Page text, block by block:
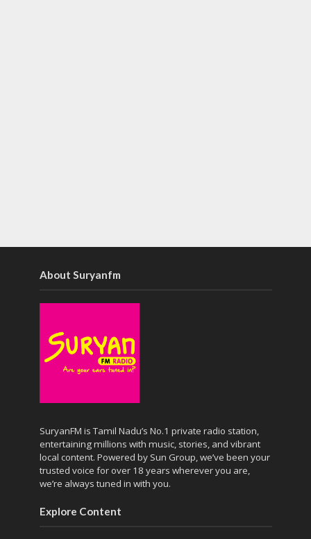
About Suryanfm
SuryanFM is Tamil Nadu’s No.1 private radio station,
entertaining millions with music, stories, and vibrant
local content. Powered by Sun Group, we’ve been your
trusted voice for over 18 years wherever you are,
we’re always tuned in with you.
Explore Content